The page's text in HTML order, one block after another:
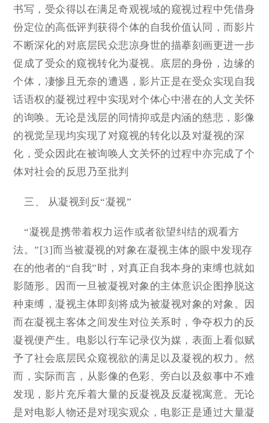
书写，受众得以在满足奇观视域的窥视过程中凭借身
份定位的高低评判获得个体的自我价值认同，而影片
不断深化的对底层民众悲凉身世的描摹刻画更进一步
促成了受众的窥视转化为凝视。底层的身份，边缘的
个体，凄惨且无奈的遭遇，影片正是在受众实现自我
话语权的凝视过程中实现对个体心中潜在的人文关怀
的询唤。无论是浅层的同情抑或是内涵的慈悲，影像
的视觉呈现均实现了对窥视的转化以及对凝视的深
化，受众因此在被询唤人文关怀的过程中亦完成了个
体对社会的反思乃至批判
三、 从凝视到反“凝视”
“凝视是携带着权力运作或者欲望纠结的观看方
法。”[3]而当被凝视的对象在凝视主体的眼中发现存
在的他者的“自我”时，对真正自我本身的束缚也就如
影随形。因而一旦被凝视对象的主体意识企图挣脱这
种束缚，凝视主体即刻将成为被凝视对象的对象。因
而在凝视主客体之间发生对位关系时，争夺权力的反
凝视便产生。电影以行车记录仪为媒，表面上看似赋
予了社会底层民众窥视欲的满足以及凝视的权力。然
而，实际而言，从影像的色彩、旁白以及叙事中不难
发现，影片充斥着大量的反凝视及反凝视寓意。无论
是对电影人物还是对现实观众，电影正是通过大量凝